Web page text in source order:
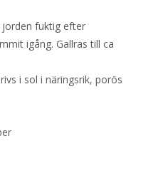
jorden fuktig efter
igång. Gallras till ca
i sol i näringsrik, porös